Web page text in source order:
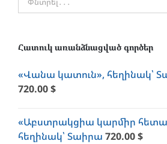
Հատուկ առանձնացված գործեր
«Վանա կատուն», հեղինակ՝
720.00$
«Աբստրակցիա կարմիր
հեղինակ՝ Տաիրա 720.00$